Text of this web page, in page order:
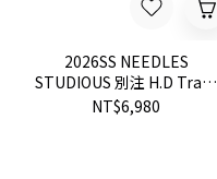
2026SS NEEDLES
STUDIOUS 別注 H.D Track
Short Pant 刺繡 蝴蝶 寬版
NT$6,980